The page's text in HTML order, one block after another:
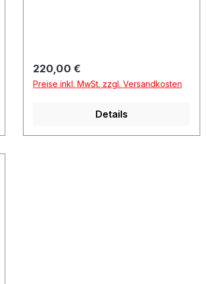
Regulärer Preis:
220,00 €
Preise inkl. MwSt. zzgl. Versandkosten
Details